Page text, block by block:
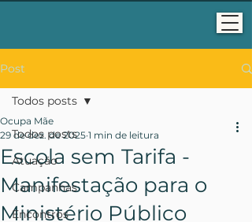
Post
Todos posts
Atuação
Campanhas
Encontros
Todos posts
Escola sem Tarifa -
Manifestação para o
Ministério Público
Ocupa Mãe
29 de dez. de 2025 1 min de leitura